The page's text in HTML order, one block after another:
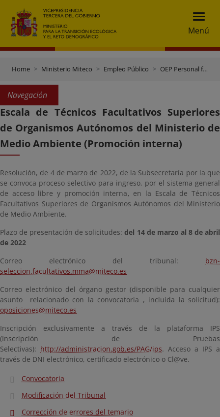
Menú
Home Ministerio Miteco Empleo Público OEP Personal funcionario
Navegación
Escala de Técnicos Facultativos Superiores
de Organismos Autónomos del Ministerio de
Medio Ambiente (Promoción interna)
Resolución, de 4 de marzo de 2022, de la Subsecretaría por la que
se convoca proceso selectivo para ingreso, por el sistema general
de acceso libre y promoción interna, en la Escala de Técnicos
Facultativos Superiores de Organismos Autónomos del Ministerio
de Medio Ambiente.
Plazo de presentación de solicitudes:del 14 de marzo al 8 de abril
de 2022
Correo electrónico del tribunal: bzn-
seleccion.facultativos.mma@miteco.es
Correo electrónico del órgano gestor (disponible para cualquier
asunto relacionado con la convocatoria , incluida la solicitud):
oposiciones@miteco.es
Inscripción exclusivamente a través de la plataforma IPS
(Inscripción de Pruebas
Selectivas): http://administracion.gob.es/PAG/ips. Acceso a IPS a
través de DNI electrónico, certificado electrónico o Cl@ve.
Convocatoria
Modificación del Tribunal
Corrección de errores del temario